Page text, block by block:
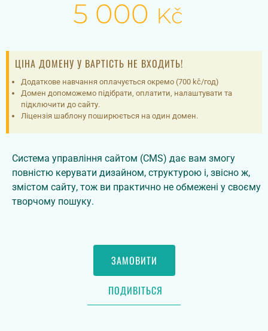
5 000 Kč
ЦІНА ДОМЕНУ У ВАРТІСТЬ НЕ ВХОДИТЬ!
Додаткове навчання оплачується окремо (700 kč/год)
Домен допоможемо підібрати, оплатити, налаштувати та
підключити до сайту.
Ліцензія шаблону поширюється на один домен.
Система управління сайтом (CMS) дає вам змогу
повністю керувати дизайном, структурою і, звісно ж,
змістом сайту, тож ви практично не обмежені у своєму
творчому пошуку.
ЗАМОВИТИ
ПОДИВІТЬСЯ